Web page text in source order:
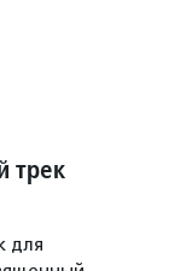
трек
для